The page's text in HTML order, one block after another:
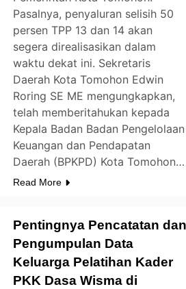
Pasalnya, penyaluran selisih 50
persen TPP 13 dan 14 akan
segera direalisasikan dalam
waktu dekat ini. Sekretaris
Daerah Kota Tomohon Edwin
Roring SE ME mengungkapkan,
telah memberitahukan kepada
Kepala Badan Badan Pengelolaan
Keuangan dan Pendapatan
Daerah (BPKPD) Kota Tomohon…
Read More
Pentingnya Pencatatan
Pengumpulan Data
Keluarga Pelatihan Kader
PKK Dasa Wisma di